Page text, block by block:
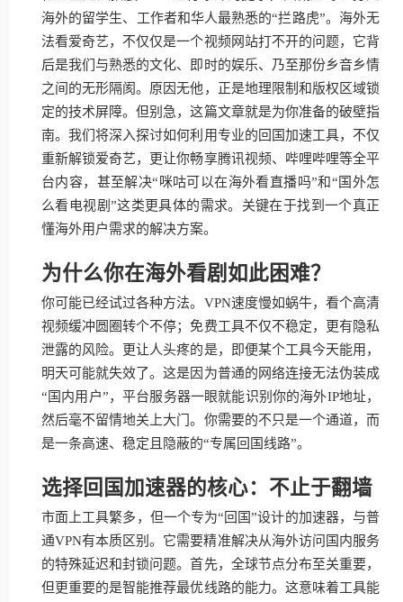
海外的留学生、工作者和华人最熟悉的“拦路虎”。海外无
法看爱奇艺，不仅仅是一个视频网站打不开的问题，它背
后是我们与熟悉的文化、即时的娱乐、乃至那份乡音乡情
之间的无形隔阂。原因无他，正是地理限制和版权区域锁
定的技术屏障。但别急，这篇文章就是为你准备的破壁指
南。我们将深入探讨如何利用专业的回国加速工具，不仅
重新解锁爱奇艺，更让你畅享腾讯视频、哔哩哔哩等全平
台内容，甚至解决“咪咕可以在海外看直播吗”和“国外怎
么看电视剧”这类更具体的需求。关键在于找到一个真正
懂海外用户需求的解决方案。
为什么你在海外看剧如此困难？
你可能已经试过各种方法。VPN速度慢如蜗牛，看个高清
视频缓冲圆圈转个不停；免费工具不仅不稳定，更有隐私
泄露的风险。更让人头疼的是，即便某个工具今天能用，
明天可能就失效了。这是因为普通的网络连接无法伪装成
“国内用户”，平台服务器一眼就能识别你的海外IP地址，
然后毫不留情地关上大门。你需要的不只是一个通道，而
是一条高速、稳定且隐蔽的“专属回国线路”。
选择回国加速器的核心：不止于翻墙
市面上工具繁多，但一个专为“回国”设计的加速器，与普
通VPN有本质区别。它需要精准解决从海外访问国内服务
的特殊延迟和封锁问题。首先，全球节点分布至关重要，
但更重要的是智能推荐最优线路的能力。这意味着工具能